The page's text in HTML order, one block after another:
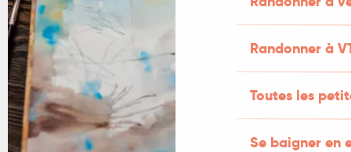
Randonner à
Toutes les
Se baigner en